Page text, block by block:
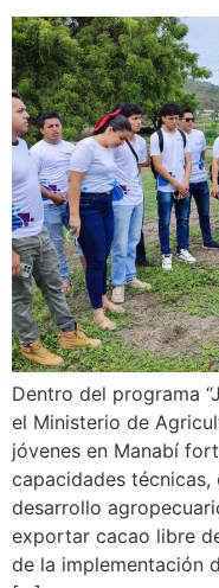
Dentro del programa
el Ministerio de
jóvenes en Manabí
capacidades
desarrollo
exportar cacao libre
de la implementación